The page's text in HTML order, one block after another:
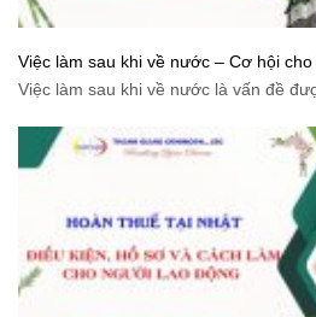
Việc làm sau khi về nước – Cơ hội
Việc làm sau khi về nước là vấn đề